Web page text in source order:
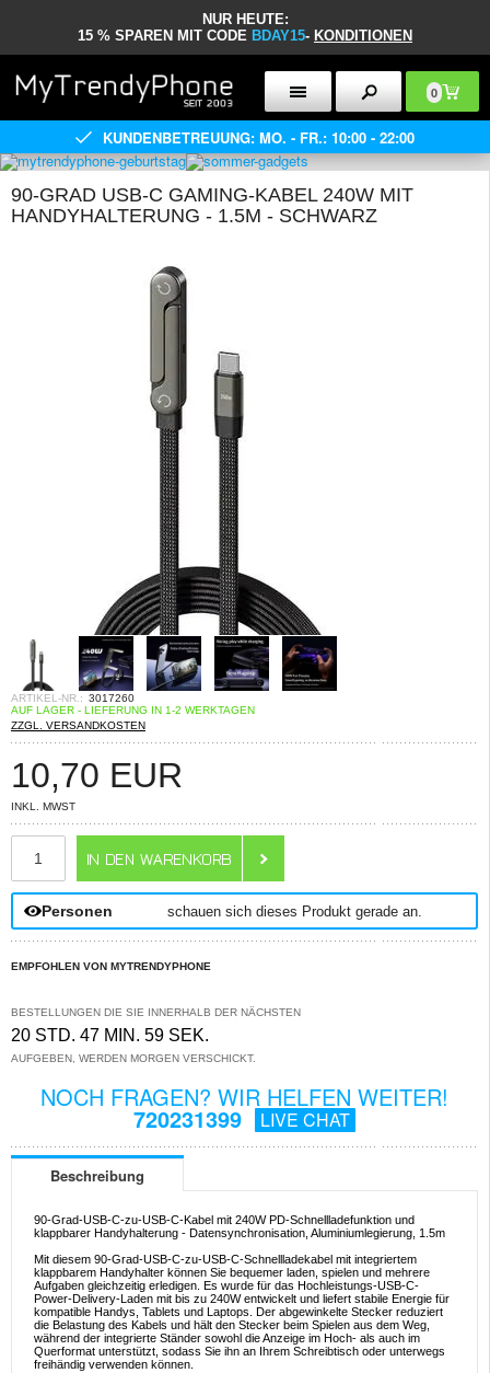
NUR HEUTE:
15 % SPAREN MIT CODE BDAY15- KONDITIONEN
0
KUNDENBETREUUNG: MO. - FR.: 10:00 - 22:00
90-GRAD USB-C GAMING-KABEL 240W MIT
HANDYHALTERUNG - 1.5M - SCHWARZ
ARTIKEL-NR.: 3017260
AUF LAGER - LIEFERUNG IN 1-2 WERKTAGEN
ZZGL. VERSANDKOSTEN
10,70 EUR
INKL. MWST
Personen schauen sich dieses Produkt gerade an.
EMPFOHLEN VON MYTRENDYPHONE
BESTELLUNGEN DIE SIE INNERHALB DER NÄCHSTEN
20 STD. 47 MIN. 59 SEK.
AUFGEBEN, WERDEN MORGEN VERSCHICKT.
NOCH FRAGEN? WIR HELFEN WEITER!
720231399 LIVE CHAT
Beschreibung
90-Grad-USB-C-zu-USB-C-Kabel mit 240W PD-Schnellladefunktion und
klappbarer Handyhalterung - Datensynchronisation, Aluminiumlegierung, 1.5m
Mit diesem 90-Grad-USB-C-zu-USB-C-Schnellladekabel mit integriertem
klappbarem Handyhalter können Sie bequemer laden, spielen und mehrere
Aufgaben gleichzeitig erledigen. Es wurde für das Hochleistungs-USB-C-
Power-Delivery-Laden mit bis zu 240W entwickelt und liefert stabile Energie für
kompatible Handys, Tablets und Laptops. Der abgewinkelte Stecker reduziert
die Belastung des Kabels und hält den Stecker beim Spielen aus dem Weg,
während der integrierte Ständer sowohl die Anzeige im Hoch- als auch im
Querformat unterstützt, sodass Sie ihn an Ihrem Schreibtisch oder unterwegs
freihändig verwenden können.